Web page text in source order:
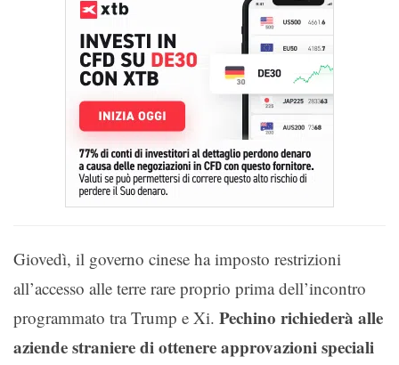
Giovedì, il governo cinese ha imposto restrizioni
all’accesso alle terre rare proprio prima dell’incontro
programmato tra Trump e Xi. Pechino richiederà alle
aziende straniere di ottenere approvazioni speciali